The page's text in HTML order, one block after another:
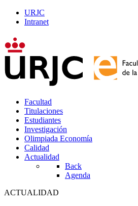
URJC
Intranet
Facultad
Titulaciones
Estudiantes
Investigación
Olimpiada Economía
Calidad
Actualidad
Back
Agenda
ACTUALIDAD